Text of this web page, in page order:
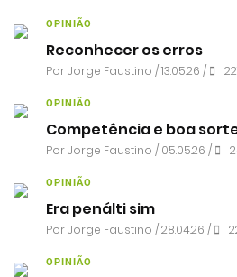
OPINIÃO
Reconhecer os erros
PorJorge Faustino / 13.05.26 /
OPINIÃO
Competência e boa
PorJorge Faustino / 05.05.26 /
OPINIÃO
Era penálti sim
PorJorge Faustino / 28.04.26 /
OPINIÃO